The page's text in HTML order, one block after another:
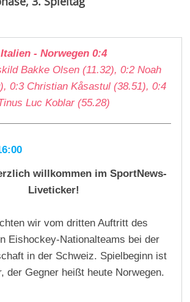
Italien - Norwegen 0:4
Bakke Olsen (11.32), 0:2 Noah
0:3 Christian Kåsastul (38.51), 0:4
Luc Koblar (55.28)
willkommen im SportNews-
Liveticker!
wir vom dritten Auftritt des
Eishockey-Nationalteams bei der
in der Schweiz. Spielbeginn ist
der Gegner heißt heute Norwegen.